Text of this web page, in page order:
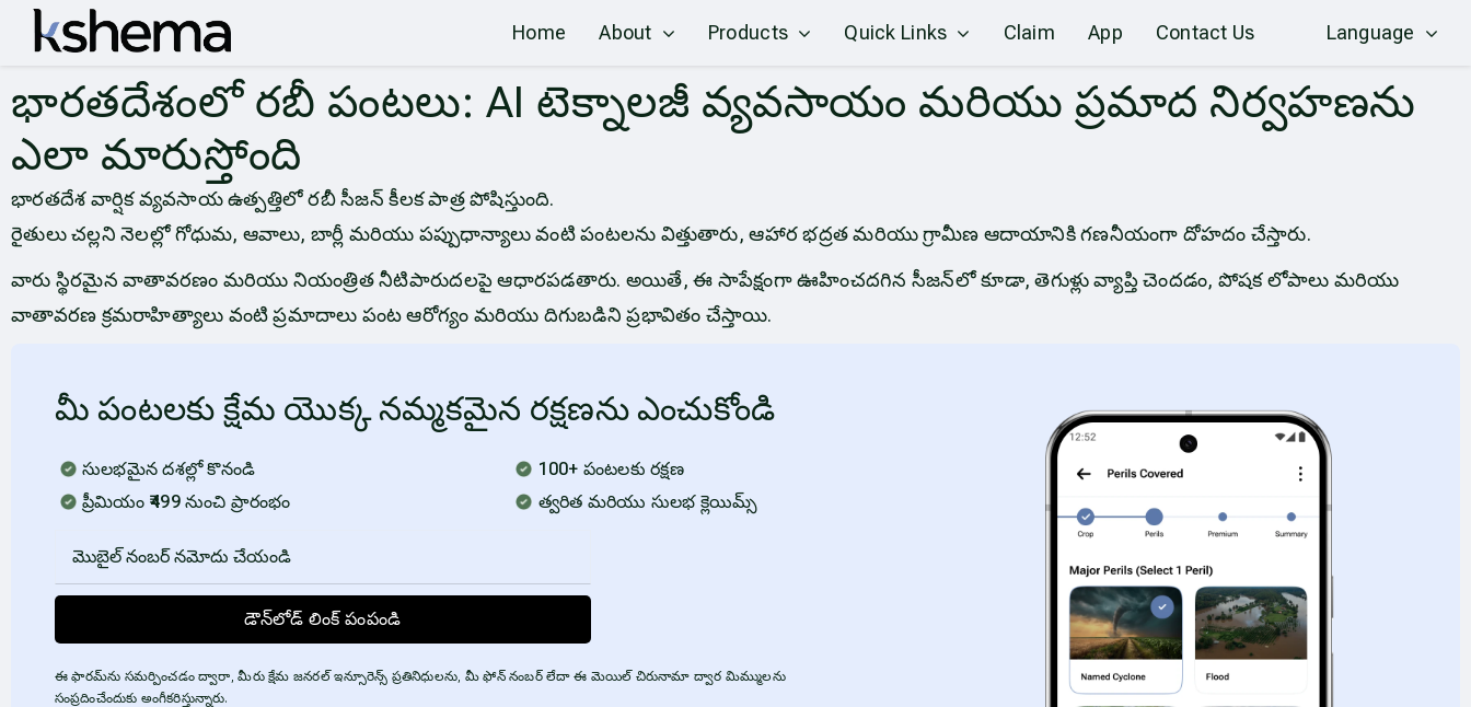
Home About Products Quick Links Claim App Contact Us Language
భారతదేశంలో రబీ పంటలు: AI టెక్నాలజీ వ్యవసాయం మరియు ప్రమాద నిర్వహణను
ఎలా మారుస్తోంది
భారతదేశ వార్షిక వ్యవసాయ ఉత్పత్తిలో రబీ సీజన్ కీలక పాత్ర పోషిస్తుంది.
రైతులు చల్లని నెలల్లో గోధుమ, ఆవాలు, బార్లీ మరియు పప్పుధాన్యాలు వంటి పంటలను విత్తుతారు, ఆహార భద్రత మరియు గ్రామీణ ఆదాయానికి గణనీయంగా దోహదం చేస్తారు.
వారు స్థిరమైన వాతావరణం మరియు నియంత్రిత నీటిపారుదలపై ఆధారపడతారు. అయితే, ఈ సాపేక్షంగా ఊహించదగిన సీజన్‌లో కూడా, తెగుళ్లు వ్యాప్తి చెందడం, పోషక లోపాలు మరియు
వాతావరణ క్రమరాహిత్యాలు వంటి ప్రమాదాలు పంట ఆరోగ్యం మరియు దిగుబడిని ప్రభావితం చేస్తాయి.
మీ పంటలకు క్షేమ యొక్క నమ్మకమైన రక్షణను ఎంచుకోండి
సులభమైన దశల్లో కొనండి
ప్రీమియం ₹499 నుంచి ప్రారంభం
100+ పంటలకు రక్షణ
త్వరిత మరియు సులభ క్లెయిమ్స్
డౌన్‌లోడ్ లింక్ పంపండి
ఈ ఫారమ్‌ను సమర్పించడం ద్వారా, మీరు క్షేమ జనరల్ ఇన్సూరెన్స్ ప్రతినిధులను, మీ ఫోన్ నంబర్ లేదా ఈ మెయిల్ చిరునామా ద్వార మిమ్ములను
సంప్రదించేందుకు అంగీకరిస్తున్నారు.